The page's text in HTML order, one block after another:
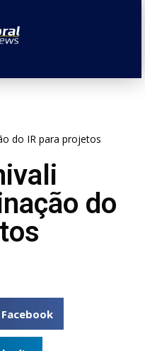
do IR para projetos
do
Facebook